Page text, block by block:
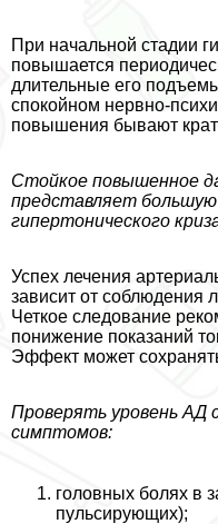
При начальной стадии
повышается
длительные его
спокойном нервно-
повышения бывают
Стойкое повышенное
представляет большую
гипертонического
Успех лечения
зависит от соблюдения
Четкое следование
понижение показаний
Эффект может
Проверять уровень АД
симптомов:
головных болях в
пульсирующих);